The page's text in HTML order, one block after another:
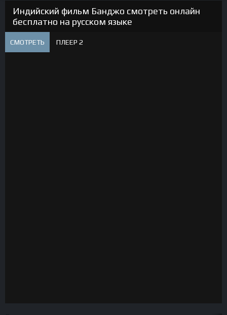
Индийский фильм Банджо смотреть онлайн
бесплатно на русском языке
СМОТРЕТЬ ПЛЕЕР 2